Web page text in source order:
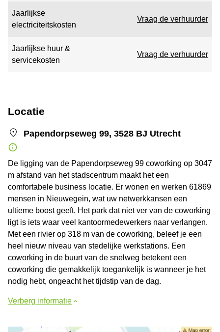
Jaarlijkse
electriciteitskosten
Vraag de verhuurder
Jaarlijkse huur &
servicekosten
Vraag de verhuurder
Locatie
Papendorpseweg 99, 3528 BJ Utrecht
De ligging van de Papendorpseweg 99 coworking op 3047
m afstand van het stadscentrum maakt het een
comfortabele business locatie. Er wonen en werken 61869
mensen in Nieuwegein, wat uw netwerkkansen een
ultieme boost geeft. Het park dat niet ver van de coworking
ligt is iets waar veel kantoormedewerkers naar verlangen.
Met een rivier op 318 m van de coworking, beleef je een
heel nieuw niveau van stedelijke werkstations. Een
coworking in de buurt van de snelweg betekent een
coworking die gemakkelijk toegankelijk is wanneer je het
nodig hebt, ongeacht het tijdstip van de dag.
Verberg informatie